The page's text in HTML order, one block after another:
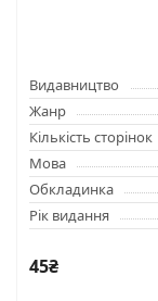
Видавництво
Жанр
Кількість сторінок
Мова
Обкладинка
Рік видання
45₴